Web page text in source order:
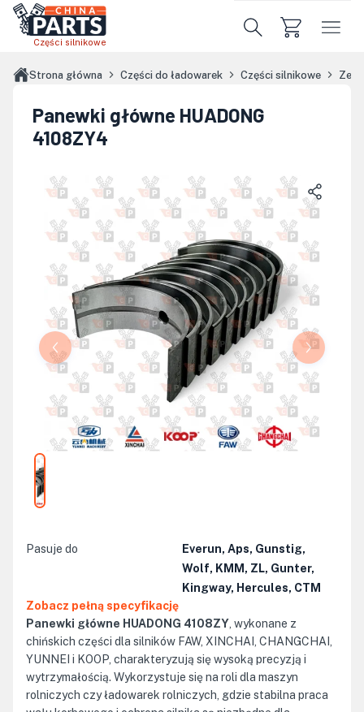
Przejdź do treści głównej
Części silnikowe
Strona główna Części do ładowarek Części silnikowe
Panewki główne HUADONG
4108ZY4
Pasuje do
Everun, Aps, Gunstig,
Wolf, KMM, ZL, Gunter,
Kingway, Hercules, CTM
Zobacz pełną specyfikację
Panewki główne HUADONG 4108ZY , wykonane z
chińskich części dla silników FAW, XINCHAI, CHANGCHAI,
YUNNEI i KOOP, charakteryzują się wysoką precyzją i
wytrzymałością. Wykorzystuje się na roli dla maszyn
rolniczych czy ładowarek rolniczych, gdzie stabilna praca